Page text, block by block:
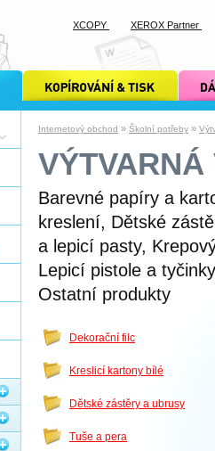
Internetový obchod » Školní potřeby »
VÝTVARNÁ
Barevné papíry a
kreslení, Dětské
a lepicí pasty,
Lepicí pistole a
Ostatní produkty
Dekorační filc
Kreslicí kartony bílé
Dětské zástěry a ubrusy
Tuše a pera
kopírování a tisk xcopy dárkové
XCOPY XEROX Partner